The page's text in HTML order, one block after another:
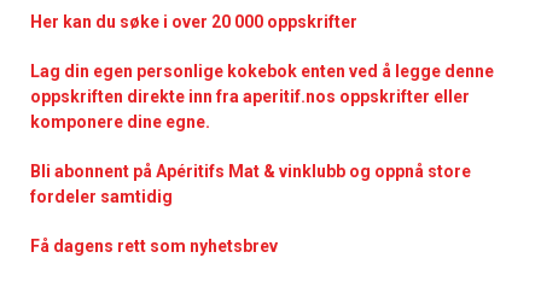
Her kan du søke i over 20 000 oppskrifter
Lag din egen personlige kokebok enten ved å legge denne
oppskriften direkte inn fra aperitif.nos oppskrifter eller
komponere dine egne.
Bli abonnent på Apéritifs Mat & vinklubb og oppnå store
fordeler samtidig
Få dagens rett som nyhetsbrev